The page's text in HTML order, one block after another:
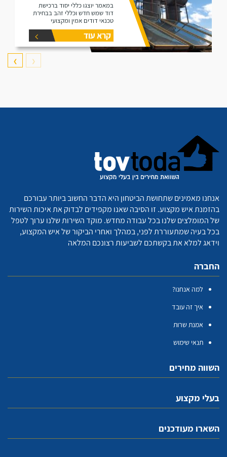
במאמר יוצגו כללי יסוד ברכישת
דוד שמש חדש וכללי זהב בבחירת
טכנאי דודים אמין ומקצועי
קרא עוד
❮
❯
אנחנו מאמינים שתחושת הביטחון היא הדבר החשוב ביותר עבורכם
בהזמנת איש מקצוע. זו הסיבה שאנו מקפידים לבדוק את איכות השירות
של המומלצים שלנו בכל עבודה מחדש. מוקד השירות שלנו ערוך לטפל
בכל בעיה שמתעוררת לפני, במהלך ואחרי הביקור של איש המקצוע,
וידאג למלא את בקשתכם לשביעות רצונכם המלאה
החברה
למה אנחנו?
איך זה עובד
אמנת שרות
תנאי שימוש
השווה מחירים
בעלי מקצוע
השארו מעודכנים